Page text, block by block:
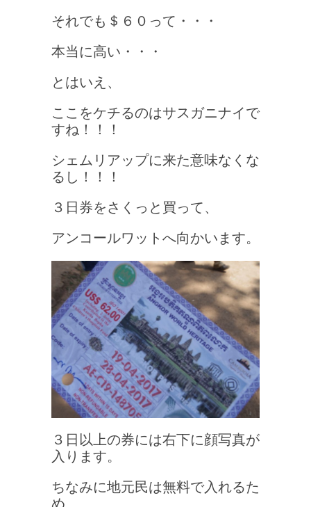
それでも＄６０って・・・
本当に高い・・・
とはいえ、
ここをケチるのはサスガニナイで
すね！！！
シェムリアップに来た意味なくな
るし！！！
３日券をさくっと買って、
アンコールワットへ向かいます。
３日以上の券には右下に顔写真が
入ります。
ちなみに地元民は無料で入れるた
め